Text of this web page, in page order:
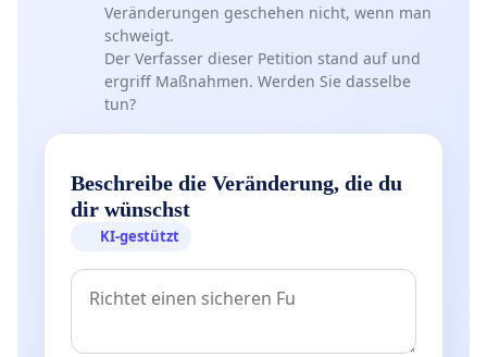
Veränderungen geschehen nicht, wenn man
schweigt.
Der Verfasser dieser Petition stand auf und
ergriff Maßnahmen. Werden Sie dasselbe
tun?
Beschreibe die Veränderung, die du
dir wünschst
KI-gestützt